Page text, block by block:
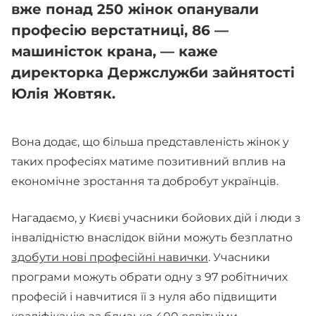
вже понад 250 жінок опанували
професію верстатниці, 86 —
машиністок крана, — каже
директорка Держслужби зайнятості
Юлія Жовтяк.
Вона додає, що більша представленість жінок у
таких професіях матиме позитивний вплив на
економічне зростання та добробут українців.
Нагадаємо, у Києві учасники бойових дій і люди з
інвалідністю внаслідок війни можуть безплатно
здобути нові професійні навички. Учасники
програми можуть обрати одну з 97 робітничих
професій і навчитися її з нуля або підвищити